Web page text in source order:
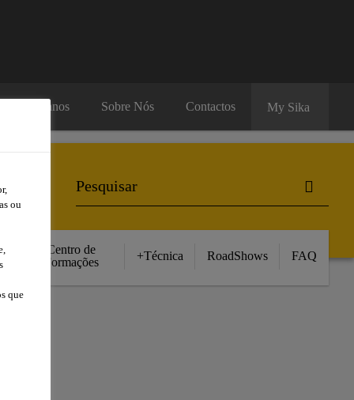
Humanos Sobre Nós Contactos My Sika
Centro de
Formações
+Técnica RoadShows FAQ
ou
que